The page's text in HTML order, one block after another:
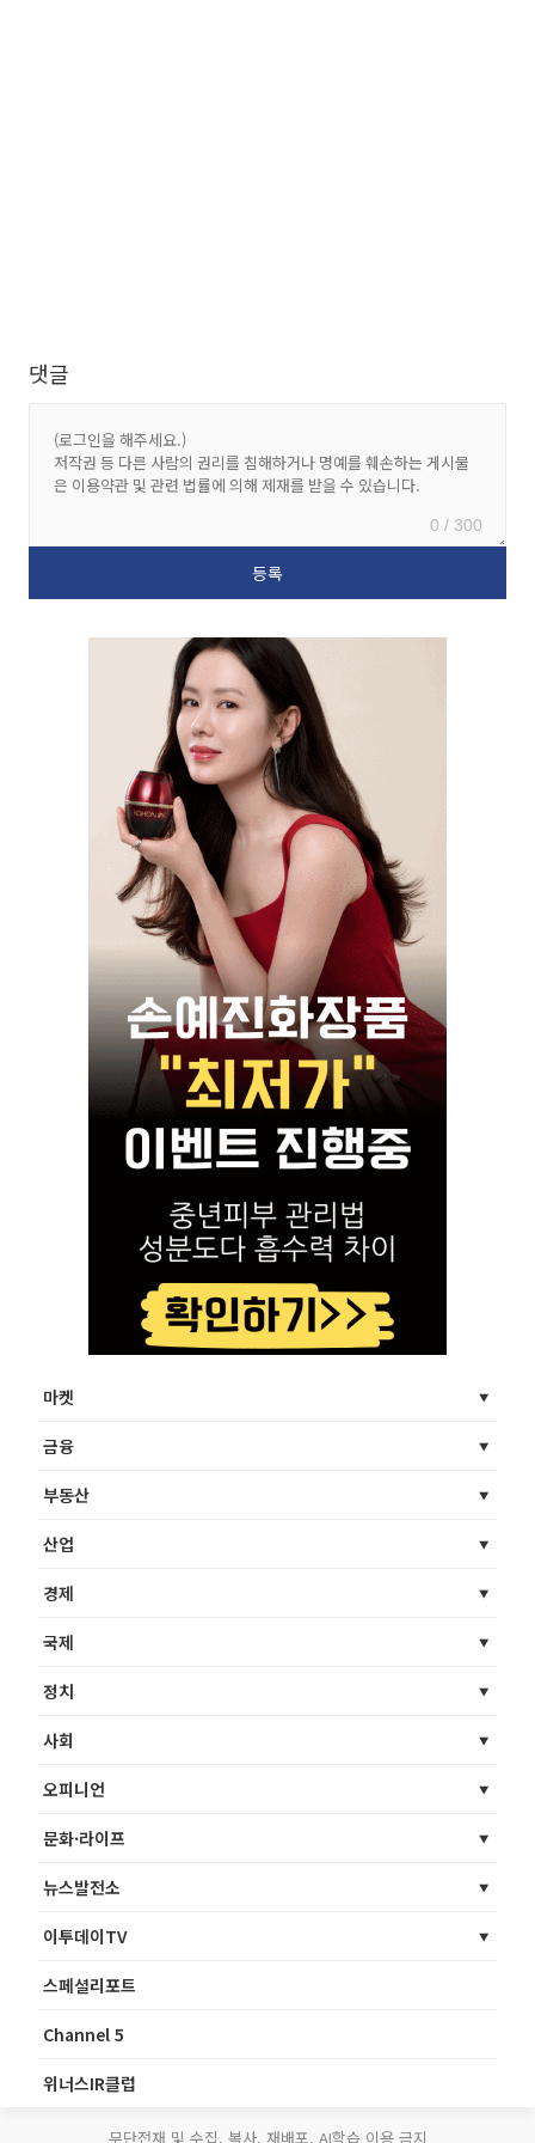
댓글
0 / 300
마켓
금융
부동산
산업
경제
국제
정치
사회
오피니언
문화·라이프
뉴스발전소
이투데이TV
스페셜리포트
Channel 5
위너스IR클럽
무단전재 및 수집, 복사, 재배포, AI학습 이용 금지